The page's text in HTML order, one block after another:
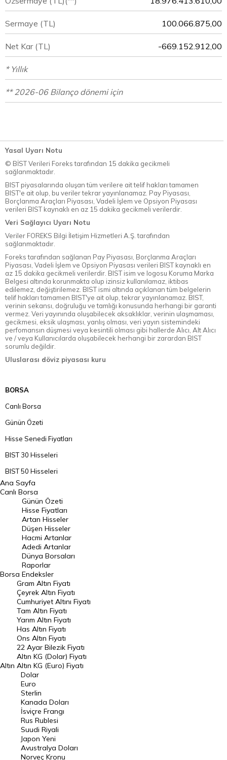
Sermaye (TL) 100.066.875,00
Net Kar (TL) -669.152.912,00
* Yıllık
** 2026-06 Bilanço dönemi için
Yasal Uyarı Notu
© BİST Verileri Foreks tarafından 15 dakika gecikmeli
sağlanmaktadır.
BIST piyasalarında oluşan tüm verilere ait telif hakları tamamen
BIST'e ait olup, bu veriler tekrar yayınlanamaz. Pay Piyasası,
Borçlanma Araçları Piyasası, Vadeli İşlem ve Opsiyon Piyasası
verileri BIST kaynaklı en az 15 dakika gecikmeli verilerdir.
Veri Sağlayıcı Uyarı Notu
Veriler FOREKS Bilgi İletişim Hizmetleri A.Ş. tarafından
sağlanmaktadır.
Foreks tarafından sağlanan Pay Piyasası, Borçlanma Araçları
Piyasası, Vadeli İşlem ve Opsiyon Piyasası verileri BIST kaynaklı en
az 15 dakika gecikmeli verilerdir. BIST isim ve logosu Koruma Marka
Belgesi altında korunmakta olup izinsiz kullanılamaz, iktibas
edilemez, değiştirilemez. BIST ismi altında açıklanan tüm belgelerin
telif hakları tamamen BIST'ye ait olup, tekrar yayınlanamaz. BIST,
verinin sekansı, doğruluğu ve tamlığı konusunda herhangi bir garanti
vermez. Veri yayınında oluşabilecek aksaklıklar, verinin ulaşmaması,
gecikmesi, eksik ulaşması, yanlış olması, veri yayın sistemindeki
perfomansın düşmesi veya kesintili olması gibi hallerde Alıcı, Alt Alıcı
ve / veya Kullanıcılarda oluşabilecek herhangi bir zarardan BIST
sorumlu değildir.
Uluslarası döviz piyasası kuru
BORSA
Canlı Borsa
Günün Özeti
Hisse Senedi Fiyatları
BIST 30 Hisseleri
BIST 50 Hisseleri
BIST 100 Hisseleri
En Çok Artan Hisseler
En Çok Düşen Hisseler
Hacmi Artanlar
Geçmiş Kapanışlar
Dünya Borsaları
Raporlar
Endeksler
DÖVİZ
Döviz Kuru
Dolar Kuru
Euro Kuru
Pound Kuru
Frank Kuru
Riyal Kuru
Avustralya Doları
Danimarka Kronu Kuru
Ana Sayfa
Canlı Borsa
Borsa
Günün Özeti
Hisse Fiyatları
Artan Hisseler
Düşen Hisseler
Hacmi Artanlar
Adedi Artanlar
Dünya Borsaları
Raporlar
Endeksler
Altın
Gram Altın Fiyatı
Çeyrek Altın Fiyatı
Cumhuriyet Altını Fiyatı
Tam Altın Fiyatı
Yarım Altın Fiyatı
Has Altın Fiyatı
Ons Altın Fiyatı
22 Ayar Bilezik Fiyatı
Altın KG (Dolar) Fiyatı
Altın KG (Euro) Fiyatı
Dolar
Euro
Sterlin
Kanada Doları
İsviçre Frangı
Rus Rublesi
Suudi Riyali
Japon Yeni
Avustralya Doları
Norveç Kronu